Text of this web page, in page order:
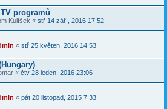
programů
Kulíšek « stř 14 září, 2016 17:52
« stř 25 květen, 2016 14:53
« čtv 28 leden, 2016 23:06
« pát 20 listopad, 2015 7:33